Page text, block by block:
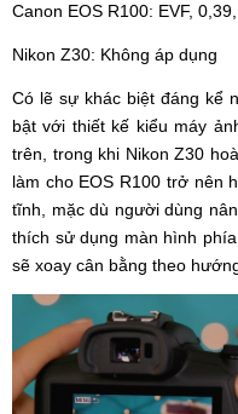
Canon EOS R100: EVF,
Nikon Z30: Không áp dụng
Có lẽ sự khác biệt đáng kể
bật với thiết kế kiểu máy
trên, trong khi Nikon Z30
làm cho EOS R100 trở nên
tĩnh, mặc dù người dùng
thích sử dụng màn hình
sẽ xoay cân bằng theo